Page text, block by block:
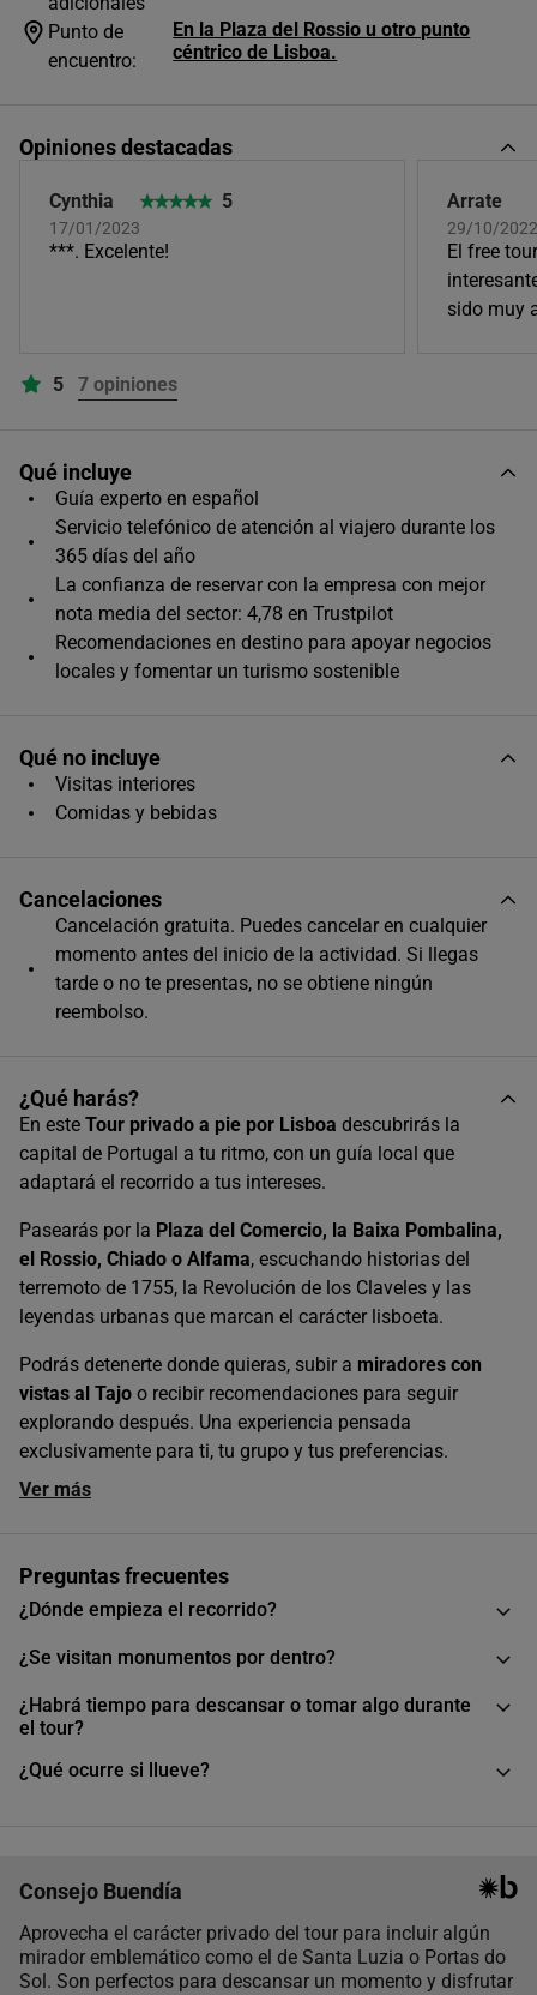
09:00
17:45
Punto de
encuentro:
En la Plaza del Rossio u otro punto
céntrico de Lisboa.
Opiniones destacadas
Cynthia
17/01/2023
5
***. Excelente!
Arrate
29/10/2022
El free
sido muy
5 7 opiniones
Qué incluye
Guía experto en español
Servicio telefónico de atención al viajero durante los
365 días del año
La confianza de reservar con la empresa con mejor
nota media del sector: 4,78 en Trustpilot
Recomendaciones en destino para apoyar negocios
locales y fomentar un turismo sostenible
Qué no incluye
Visitas interiores
Comidas y bebidas
Cancelaciones
Cancelación gratuita. Puedes cancelar en cualquier
momento antes del inicio de la actividad. Si llegas
tarde o no te presentas, no se obtiene ningún
reembolso.
¿Qué harás?
En este Tour privado a pie por Lisboa descubrirás la
capital de Portugal a tu ritmo, con un guía local que
adaptará el recorrido a tus intereses.
Pasearás por la Plaza del Comercio, la Baixa Pombalina,
el Rossio, Chiado o Alfama, escuchando historias del
terremoto de 1755, la Revolución de los Claveles y las
leyendas urbanas que marcan el carácter lisboeta.
Podrás detenerte donde quieras, subir a miradores con
vistas al Tajo o recibir recomendaciones para seguir
explorando después. Una experiencia pensada
exclusivamente para ti, tu grupo y tus preferencias.
Ver más
Preguntas frecuentes
¿Dónde empieza el recorrido?
¿Se visitan monumentos por dentro?
¿Habrá tiempo para descansar o tomar algo durante
el tour?
¿Qué ocurre si llueve?
Consejo Buendía
Aprovecha el carácter privado del tour para incluir algún
mirador emblemático como el de Santa Luzia o Portas do
Sol. Son perfectos para descansar un momento y disfrutar